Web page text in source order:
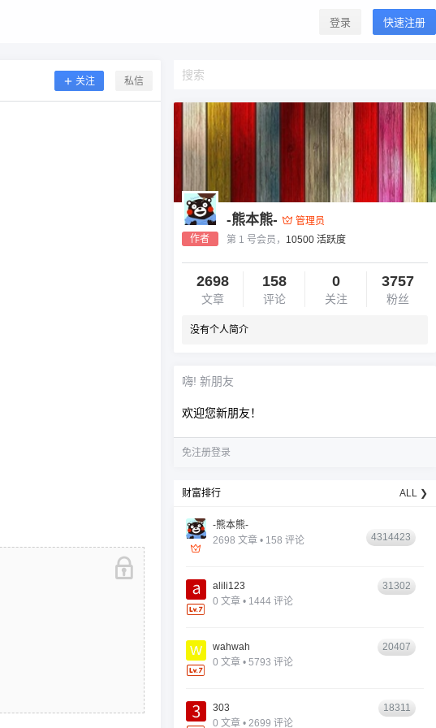
登录 快速注册
关注 私信
作者
-熊本熊-
管理员
第 1 号会员， 10500 活跃度
2698
文章
158
评论
0
关注
3757
粉丝
没有个人简介
嗨! 新朋友
欢迎您新朋友！
免注册登录
财富排行 ALL ❯
-熊本熊-
2698 文章 • 158 评论
4314423
alili123
0 文章 • 1444 评论
31302
wahwah
0 文章 • 5793 评论
20407
303
0 文章 • 2699 评论
18311